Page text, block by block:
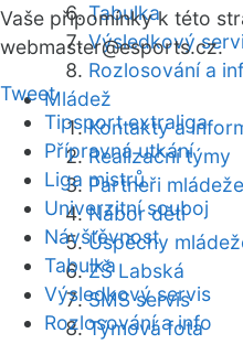
Tabulka
Výsledkový
Rozlosování a
Mládež
Kontakty a
Realizační týmy
Partneři mládeže
Nábor dětí
Úspěchy
ZŠ Labská
SMS servis
Týmová fota
Vaše připomínky k této
webmaster@esports.cz.
Tweet
Tipsport extraliga
Přípravná utkání
Liga mistrů
Univerzitní souboj
Návštěvnost
Tabulka
Výsledkový servis
Rozlosování a info